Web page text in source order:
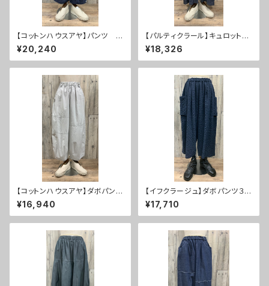
【コットンハウスアヤ】パンツ ２
０％ＯＦＦ
¥20,240
【パルティクラール】キュロットス
カートのようなダボパンツ ３
０％ＯＦＦ
¥18,326
【コットンハウスアヤ】ダボパン
ツ ３０％ＯＦＦ
¥16,940
【イフクラージュ】ダボパンツ３
０％ＯＦＦ
¥17,710